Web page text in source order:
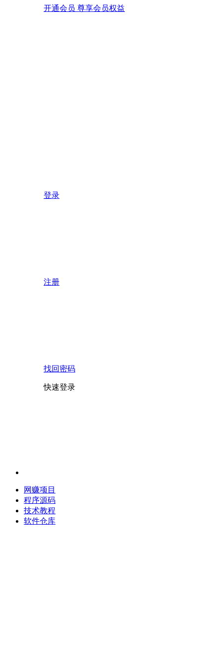
开通会员 尊享会员权益
登录
注册
找回密码
快速登录
网赚项目
程序源码
技术教程
软件仓库